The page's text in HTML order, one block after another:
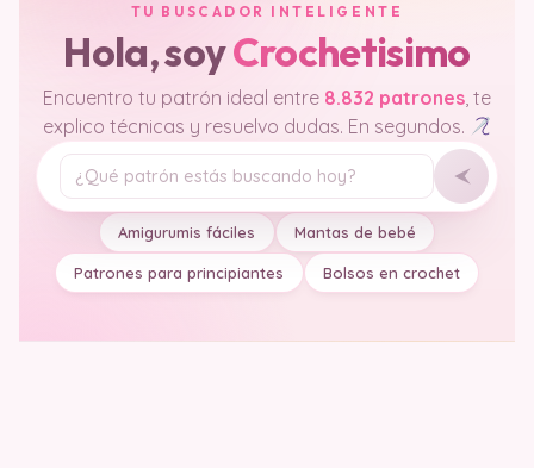
TU BUSCADOR INTELIGENTE
Hola, soyCrochetisimo
Encuentro tu patrón ideal entre 8.832 patrones, te
explico técnicas y resuelvo dudas. En segundos.
Tu pregunta
Amigurumis fáciles Mantas de bebé
Patrones para principiantes Bolsos en crochet